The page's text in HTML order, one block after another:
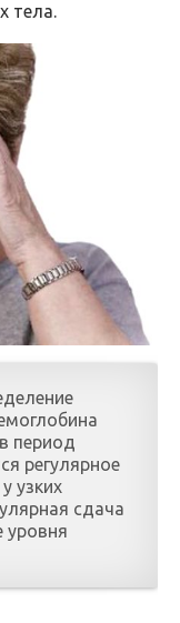
тела.
период
регулярное
узких
сдача
уровня